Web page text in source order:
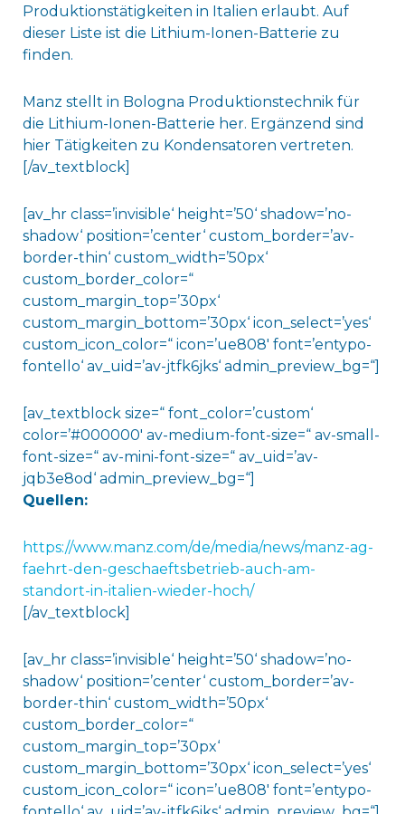
Produktionstätigkeiten in Italien erlaubt. Auf
dieser Liste ist die Lithium-Ionen-Batterie zu
finden.
Manz stellt in Bologna Produktionstechnik für
die Lithium-Ionen-Batterie her. Ergänzend sind
hier Tätigkeiten zu Kondensatoren vertreten.
[/av_textblock]
[av_hr class=’invisible‘ height=’50‘ shadow=’no-
shadow‘ position=’center‘ custom_border=’av-
border-thin‘ custom_width=’50px‘
custom_border_color=“
custom_margin_top=’30px‘
custom_margin_bottom=’30px‘ icon_select=’yes‘
custom_icon_color=“ icon=’ue808′ font=’entypo-
fontello‘ av_uid=’av-jtfk6jks‘ admin_preview_bg=“]
[av_textblock size=“ font_color=’custom‘
color=’#000000′ av-medium-font-size=“ av-small-
font-size=“ av-mini-font-size=“ av_uid=’av-
jqb3e8od‘ admin_preview_bg=“]
Quellen:
https://www.manz.com/de/media/news/manz-ag-
faehrt-den-geschaeftsbetrieb-auch-am-
standort-in-italien-wieder-hoch/
[/av_textblock]
[av_hr class=’invisible‘ height=’50‘ shadow=’no-
shadow‘ position=’center‘ custom_border=’av-
border-thin‘ custom_width=’50px‘
custom_border_color=“
custom_margin_top=’30px‘
custom_margin_bottom=’30px‘ icon_select=’yes‘
custom_icon_color=“ icon=’ue808′ font=’entypo-